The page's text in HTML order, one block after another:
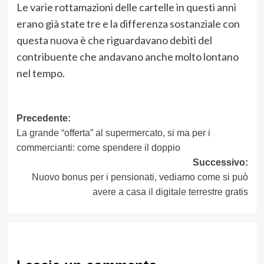
Le varie rottamazioni delle cartelle in questi anni
erano già state tre e la differenza sostanziale con
questa nuova è che riguardavano debiti del
contribuente che andavano anche molto lontano
nel tempo.
Navigazione
articolo
Precedente:
La grande “offerta” al supermercato, si ma per i
commercianti: come spendere il doppio
Successivo:
Nuovo bonus per i pensionati, vediamo come si può
avere a casa il digitale terrestre gratis